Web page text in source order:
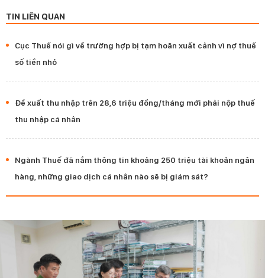
TIN LIÊN QUAN
Cục Thuế nói gì về trường hợp bị tạm hoãn xuất cảnh vì nợ thuế
số tiền nhỏ
Đề xuất thu nhập trên 28,6 triệu đồng/tháng mới phải nộp thuế
thu nhập cá nhân
Ngành Thuế đã nắm thông tin khoảng 250 triệu tài khoản ngân
hàng, những giao dịch cá nhân nào sẽ bị giám sát?